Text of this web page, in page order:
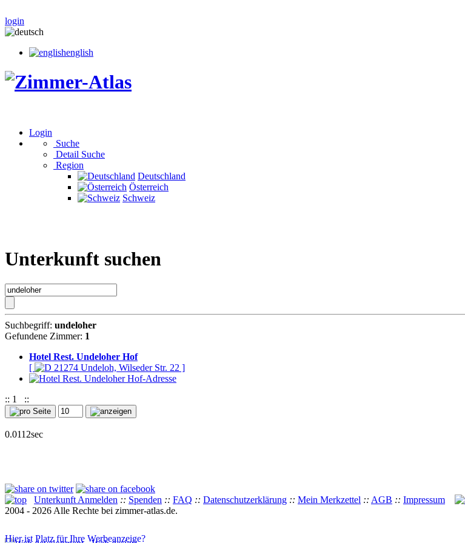
login
english
Login
Suche
Detail Suche
Region
Deutschland
Österreich
Schweiz
Unterkunft suchen
Suchbegriff: undeloher
Gefundene Zimmer: 1
Hotel Rest. Undeloher Hof
[
21274 Undeloh, Wilseder Str. 22 ]
:: 1 ::
0.0112sec
Unterkunft Anmelden :: Spenden :: FAQ :: Datenschutzerklärung :: Mein Merkzettel :: AGB :: Impressum
2004 - 2026 Alle Rechte bei zimmer-atlas.de.
Hier ist Platz für Ihre Werbeanzeige?